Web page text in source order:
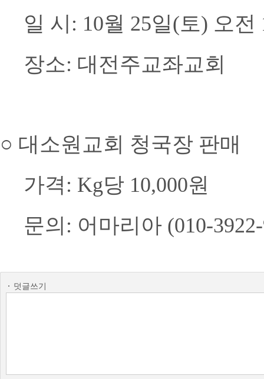
일 시: 10월 25일(토) 오전
장소: 대전주교좌교회
○ 대소원교회 청국장 판매
가격: Kg당 10,000원
문의: 어마리아 (010-
덧글쓰기